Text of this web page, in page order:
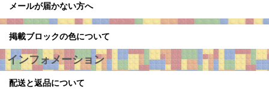
メールが届かない方へ
掲載ブロックの色について
インフォメーション
配送と返品について